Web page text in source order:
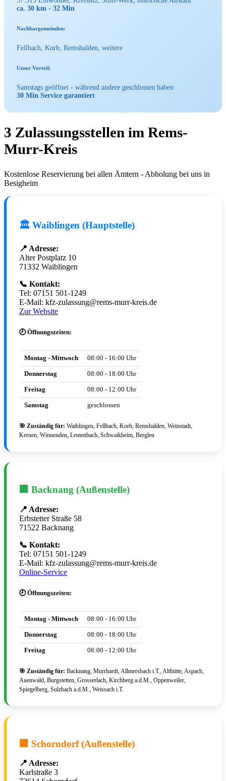
ca. 30 km - 32 Min
Nachbargemeinden:
Fellbach, Korb, Remshalden, weitere
Unser Vorteil:
Samstags geöffnet - während andere geschlossen haben
30 Min Service garantiert
3 Zulassungsstellen im Rems-
Murr-Kreis
Kostenlose Reservierung bei allen Ämtern - Abholung bei uns in
Besigheim
🏛️ Waiblingen (Hauptstelle)
📍 Adresse:
Alter Postplatz 10
71332 Waiblingen
📞 Kontakt:
Tel: 07151 501-1249
E-Mail: kfz-zulassung@rems-murr-kreis.de
Zur Website
🕗 Öffnungszeiten:
Montag - Mittwoch 08:00 - 16:00 Uhr
Donnerstag 08:00 - 18:00 Uhr
Freitag 08:00 - 12:00 Uhr
Samstag geschlossen
🎯 Zuständig für: Waiblingen, Fellbach, Korb, Remshalden, Weinstadt,
Kernen, Winnenden, Leutenbach, Schwaikheim, Berglen
🏢 Backnang (Außenstelle)
📍 Adresse:
Erbstetter Straße 58
71522 Backnang
📞 Kontakt:
Tel: 07151 501-1249
E-Mail: kfz-zulassung@rems-murr-kreis.de
Online-Service
🕗 Öffnungszeiten:
Montag - Mittwoch 08:00 - 16:00 Uhr
Donnerstag 08:00 - 18:00 Uhr
Freitag 08:00 - 12:00 Uhr
🎯 Zuständig für: Backnang, Murrhardt, Allmersbach i.T., Althütte, Aspach,
Auenwald, Burgstetten, Grosserlach, Kirchberg a.d.M., Oppenweiler,
Spiegelberg, Sulzbach a.d.M., Weissach i.T.
🏢 Schorndorf (Außenstelle)
📍 Adresse:
Karlstraße 3